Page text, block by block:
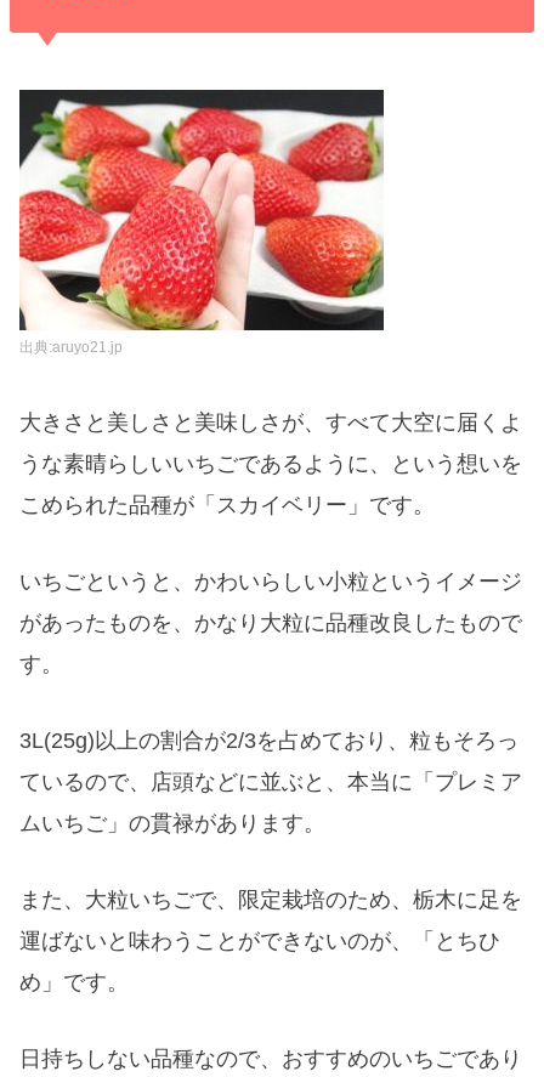
出典:aruyo21.jp
大きさと美しさと美味しさが、すべて大空に届くよ
うな素晴らしいいちごであるように、という想いを
こめられた品種が「スカイベリー」です。
いちごというと、かわいらしい小粒というイメージ
があったものを、かなり大粒に品種改良したもので
す。
3L(25g)以上の割合が2/3を占めており、粒もそろっ
ているので、店頭などに並ぶと、本当に「プレミア
ムいちご」の貫禄があります。
また、大粒いちごで、限定栽培のため、栃木に足を
運ばないと味わうことができないのが、「とちひ
め」です。
日持ちしない品種なので、おすすめのいちごであり